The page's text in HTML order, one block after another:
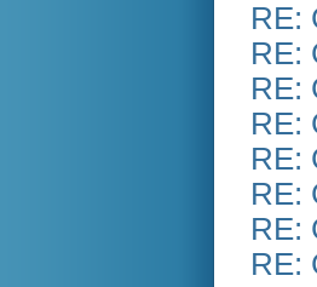
RE:
RE:
RE:
RE:
RE:
RE:
RE:
RE: